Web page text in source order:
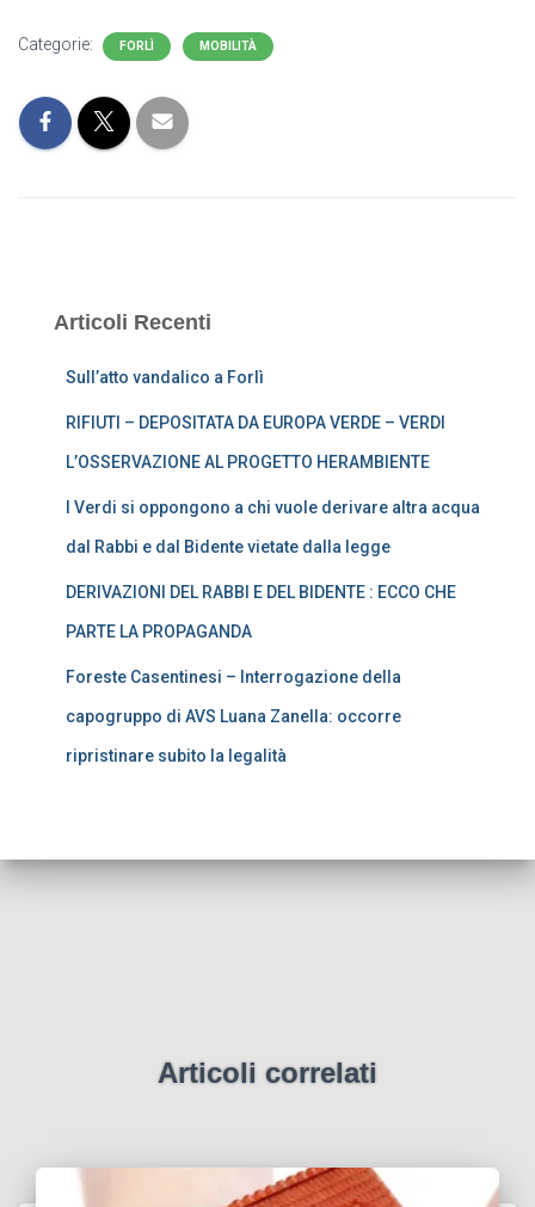
Categorie: FORLÌ MOBILITÀ
Articoli Recenti
Sull’atto vandalico a Forlì
RIFIUTI – DEPOSITATA DA EUROPA VERDE – VERDI
L’OSSERVAZIONE AL PROGETTO HERAMBIENTE
I Verdi si oppongono a chi vuole derivare altra acqua
dal Rabbi e dal Bidente vietate dalla legge
DERIVAZIONI DEL RABBI E DEL BIDENTE : ECCO CHE
PARTE LA PROPAGANDA
Foreste Casentinesi – Interrogazione della
capogruppo di AVS Luana Zanella: occorre
ripristinare subito la legalità
Articoli correlati